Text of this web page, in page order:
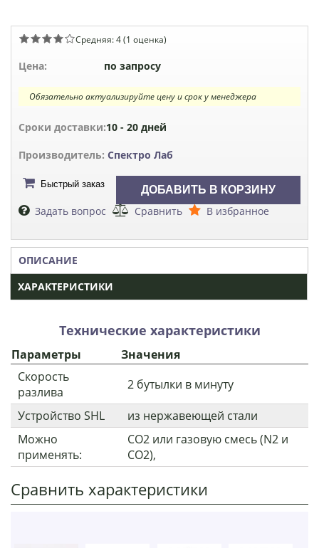
Средняя:4(1 оценка)
Цена: по запросу
Обязательно актуализируйте цену и срок у менеджера
Сроки доставки:10 - 20 дней
Производитель: Спектро Лаб
Быстрый заказ
Задать вопрос Сравнить В избранное
ОПИСАНИЕ
ХАРАКТЕРИСТИКИ
Технические характеристики
Параметры
Значения
Скорость
разлива
2 бутылки в минуту
Устройство SHL
из нержавеющей стали
Можно
применять:
СО2 или газовую смесь (N2 и
СО2),
Сравнить характеристики